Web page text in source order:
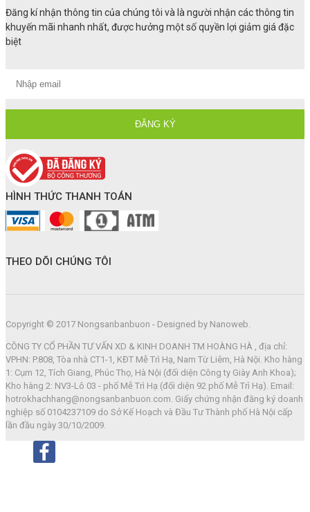
Đăng kí nhận thông tin của chúng tôi và là người nhận các thông tin
khuyến mãi nhanh nhất, được hưởng một số quyền lợi giảm giá đặc
biệt
HÌNH THỨC THANH TOÁN
THEO DÕI CHÚNG TÔI
Copyright © 2017 Nongsanbanbuon - Designed by Nanoweb.
CÔNG TY CỔ PHẦN TƯ VẤN XD & KINH DOANH TM HOÀNG HÀ , địa chỉ:
VPHN: P.808, Tòa nhà CT1-1, KĐT Mễ Trì Hạ, Nam Từ Liêm, Hà Nội. Kho hàng
1: Cụm 12, Tích Giang, Phúc Thọ, Hà Nội (đối diện Công ty Giày Anh Khoa);
Kho hàng 2: NV3-Lô 03 - phố Mễ Trì Hạ (đối diện 92 phố Mễ Trì Hạ). Email:
hotrokhachhang@nongsanbanbuon.com. Giấy chứng nhận đăng ký doanh
nghiệp số 0104237109 do Sở Kế Hoạch và Đầu Tư Thành phố Hà Nội cấp
lần đầu ngày 30/10/2009.